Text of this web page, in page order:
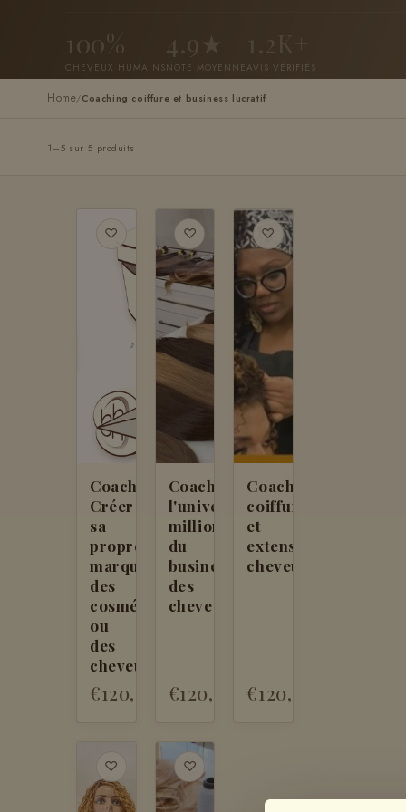
100%
CHEVEUX HUMAINS
4.9★
NOTE MOYENNEAVIS VÉRIFIÉS
Home/Coaching coiffure et business lucratif
1–5 sur 5 produits
♡
Coaching
Créer
sa
propre
marque
des
cosmétiques
ou
des
cheveux
€120,00
♡
Coaching
l'univers
millionnaire
du
business
des
cheveux
€120,00
♡
Coaching
coiffure
et
extensions
cheveux
€120,00
♡ ♡